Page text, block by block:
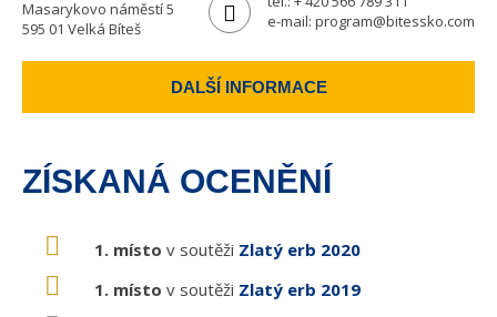
Masarykovo náměstí 5
595 01 Velká Bíteš
e-mail: program@bitessko.com
DALŠÍ INFORMACE
ZÍSKANÁ OCENĚNÍ
1. místo v soutěži Zlatý erb 2020
1. místo v soutěži Zlatý erb 2019